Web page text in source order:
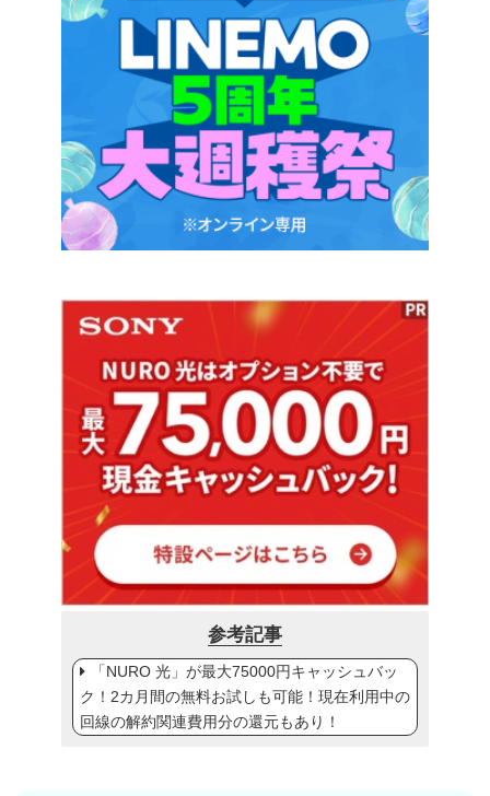
参考記事
「NURO 光」が最大75000円キャッシュバッ
ク！2カ月間の無料お試しも可能！現在利用中の
回線の解約関連費用分の還元もあり！